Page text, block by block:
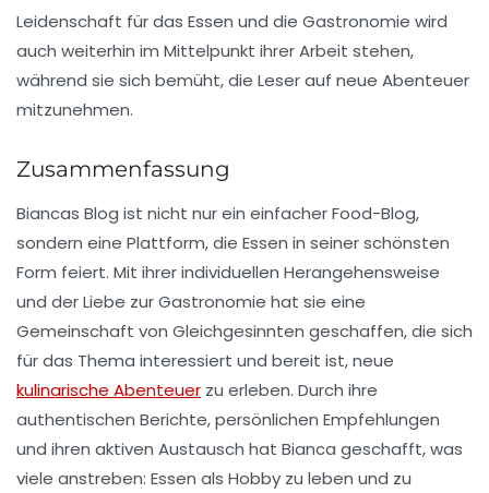
Leidenschaft für das Essen und die Gastronomie wird
auch weiterhin im Mittelpunkt ihrer Arbeit stehen,
während sie sich bemüht, die Leser auf neue Abenteuer
mitzunehmen.
Zusammenfassung
Biancas Blog ist nicht nur ein einfacher Food-Blog,
sondern eine Plattform, die Essen in seiner schönsten
Form feiert. Mit ihrer individuellen Herangehensweise
und der Liebe zur Gastronomie hat sie eine
Gemeinschaft von Gleichgesinnten geschaffen, die sich
für das Thema interessiert und bereit ist, neue
kulinarische Abenteuer zu erleben. Durch ihre
authentischen Berichte, persönlichen Empfehlungen
und ihren aktiven Austausch hat Bianca geschafft, was
viele anstreben: Essen als Hobby zu leben und zu